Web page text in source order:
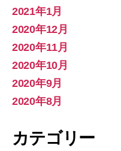
2021年1月
2020年12月
2020年11月
2020年10月
2020年9月
2020年8月
カテゴリー